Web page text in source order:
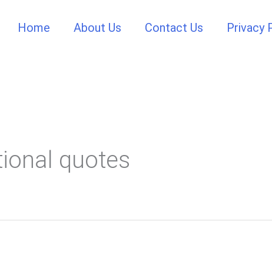
Home About Us Contact Us Privacy
quotes